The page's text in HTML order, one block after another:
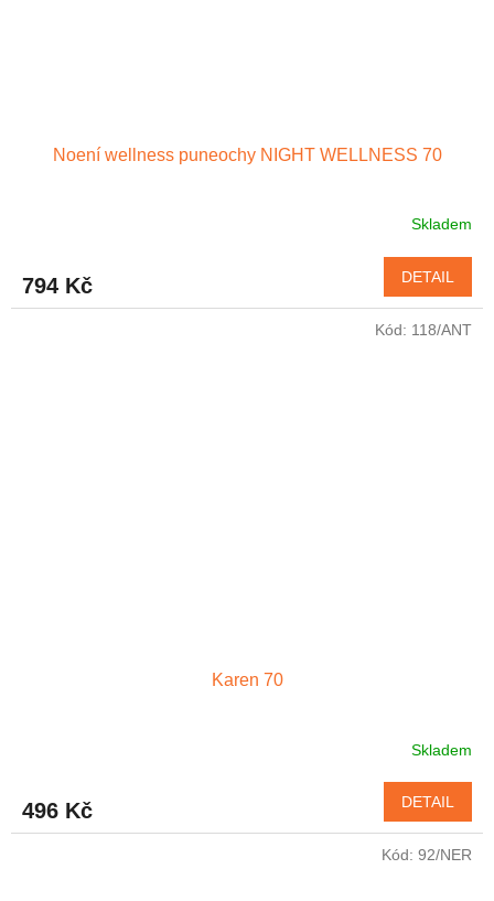
Noení wellness puneochy NIGHT WELLNESS 70
Skladem
794 Kč DETAIL
Karen 70
je
5,0
Skladem
496 Kč DETAIL
Kód: 118/ANT
Kód: 92/NER